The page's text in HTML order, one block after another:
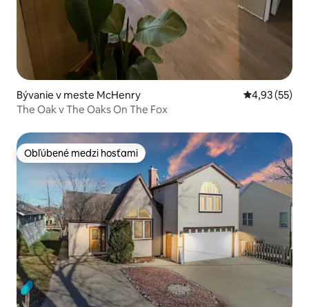
Bývanie v meste McHenry Priemerné
4,93 (55)
The Oak v The Oaks On The Fox
Obľúbené medzi hosťami
Obľúbené medzi hosťami